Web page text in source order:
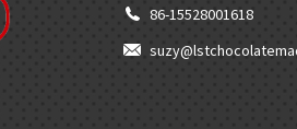
86-15528001618